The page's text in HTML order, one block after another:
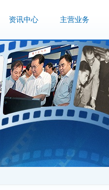
资讯中心 主营业务